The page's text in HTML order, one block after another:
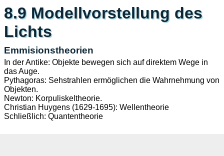
8.9 Modellvorstellung des
Lichts
Emmisionstheorien
In der Antike: Objekte bewegen sich auf direktem Wege in
das Auge.
Pythagoras: Sehstrahlen ermöglichen die Wahrnehmung von
Objekten.
Newton: Korpuliskeltheorie.
Christian Huygens (1629-1695): Wellentheorie
Schließlich: Quantentheorie